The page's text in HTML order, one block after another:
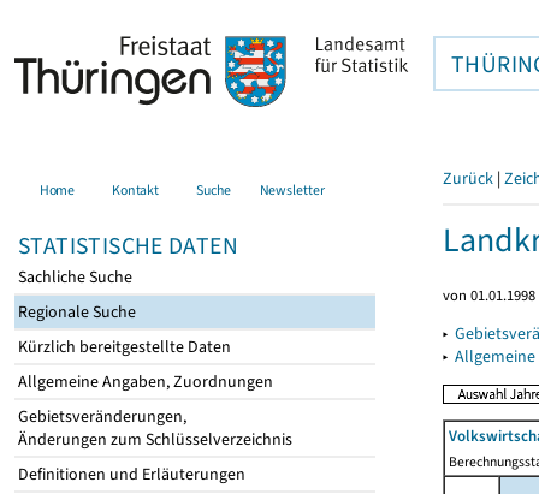
Home Kontakt Suche Newsletter
STATISTISCHE DATEN
Sachliche Suche
Regionale Suche
Kürzlich bereitgestellte Daten
Allgemeine Angaben, Zuordnungen
Gebietsveränderungen,
Änderungen zum Schlüsselverzeichnis
Definitionen und Erläuterungen
Zurück |
von
▸
▸